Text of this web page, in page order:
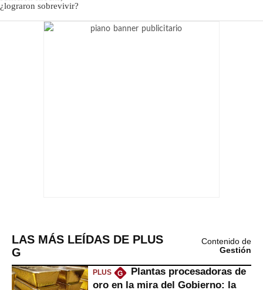
LAS MÁS LEÍDAS DE PLUS
G
Contenido de
Gestión
PLUS G
Plantas procesadoras de
oro en la mira del Gobierno: la